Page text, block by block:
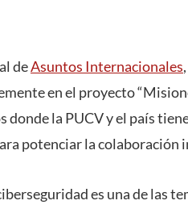
deAsuntos Internacionales
en el proyecto
donde la PUCV y el país
potenciar la colaboración
es una de las